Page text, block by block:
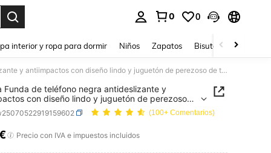
0 0
interior y ropa para dormir Niños Zapatos Bisutería Y
1 pieza Funda de teléfono negra antideslizante y antiimpactos con diseño lindo y juguetón de perezoso de té con leche, compatible con iPhone, Honor, Redmi, Galaxy y 12T/13T/14T
Funda de teléfono negra antideslizante y
con diseño lindo y juguetón de perezoso
leche, compatible con iPhone, Honor, Redmi,
y 12T/13T/14T
(100+ Comentarios)
AND AVAILABILITY
Precio con IVA e impuestos incluidos